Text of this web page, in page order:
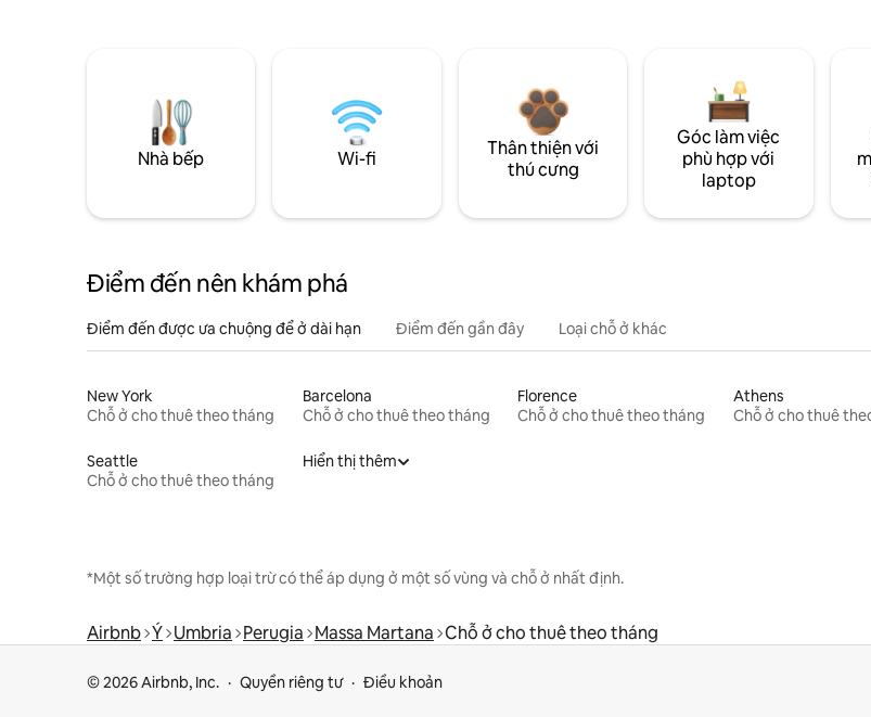
Nhà bếp Wi-fi
Thân thiện với
thú cưng
Góc làm việc
phù hợp với
laptop
Điểm đến nên khám phá
Điểm đến được ưa chuộng để ở dài hạn Điểm đến gần đây Loại chỗ ở khác
New York
Chỗ ở cho thuê theo tháng
Barcelona
Chỗ ở cho thuê theo tháng
Florence
Chỗ ở cho thuê theo tháng
Athens
Chỗ ở cho thuê
Seattle
Chỗ ở cho thuê theo tháng
Hiển thị thêm
*Một số trường hợp loại trừ có thể áp dụng ở một số vùng và chỗ ở nhất định.
Airbnb Ý Umbria Perugia Massa Martana Chỗ ở cho thuê theo tháng
© 2026 Airbnb, Inc. Quyền riêng tư Điều khoản